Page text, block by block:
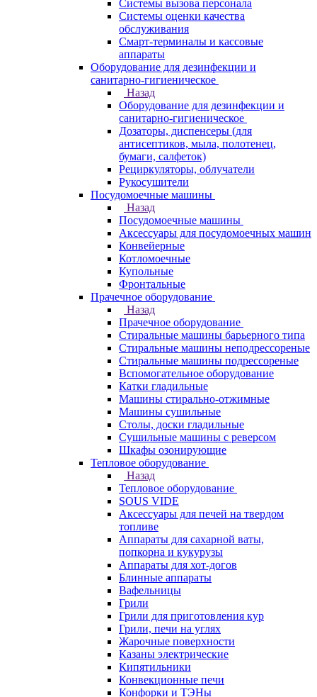
Системы вызова персонала
Системы оценки качества
обслуживания
Смарт-терминалы и кассовые
аппараты
Оборудование для дезинфекции и
санитарно-гигиеническое
Назад
Оборудование для дезинфекции и
санитарно-гигиеническое
Дозаторы, диспенсеры (для
антисептиков, мыла, полотенец,
бумаги, салфеток)
Рециркуляторы, облучатели
Рукосушители
Посудомоечные машины
Назад
Посудомоечные машины
Аксессуары для посудомоечных машин
Конвейерные
Котломоечные
Купольные
Фронтальные
Прачечное оборудование
Назад
Прачечное оборудование
Cтиральные машины барьерного типа
Cтиральные машины неподрессореные
Cтиральные машины подрессореные
Вспомогательное оборудование
Катки гладильные
Машины стирально-отжимные
Машины сушильные
Столы, доски гладильные
Сушильные машины с реверсом
Шкафы озонирующие
Тепловое оборудование
Назад
Тепловое оборудование
SOUS VIDE
Аксессуары для печей на твердом
топливе
Аппараты для сахарной ваты,
попкорна и кукурузы
Аппараты для хот-догов
Блинные аппараты
Вафельницы
Грили
Грили для приготовления кур
Грили, печи на углях
Жарочные поверхности
Казаны электрические
Кипятильники
Конвекционные печи
Конфорки и ТЭНы